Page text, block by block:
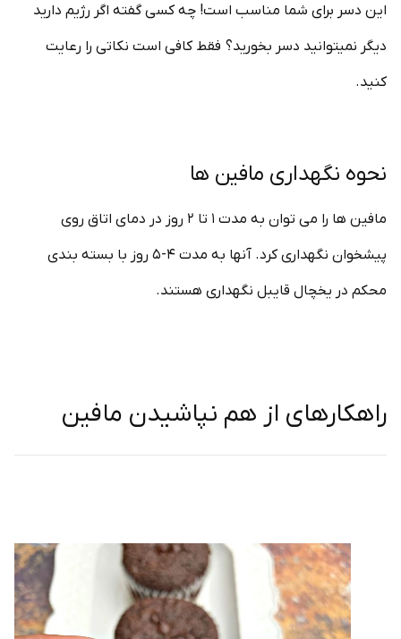
این دسر برای شما مناسب است! چه کسی گفته اگر رژیم دارید
دیگر نمیتوانید دسر بخورید؟ فقط کافی است نکاتی را رعایت
کنید.
نحوه نگهداری مافین ها
مافین ها را می توان به مدت ۱ تا ۲ روز در دمای اتاق روی
پیشخوان نگهداری کرد. آنها به مدت ۴-۵ روز با بسته بندی
محکم در یخچال قایبل نگهداری هستند.
راهکارهای از هم نپاشیدن مافین